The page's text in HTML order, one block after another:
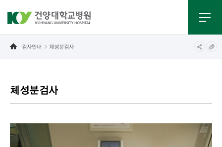
검사안내 체성분검사
체성분검사